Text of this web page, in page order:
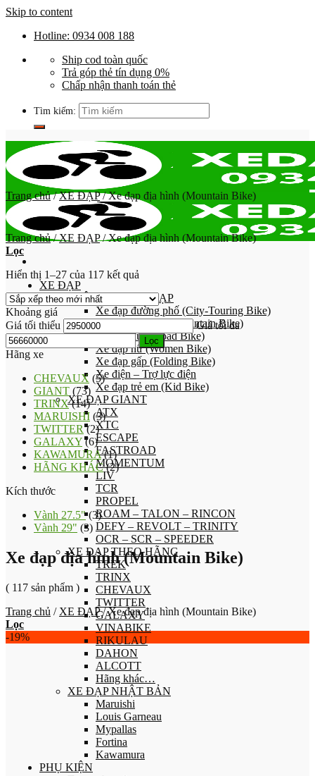
Skip to content
Hotline: 0934 008 188
Ship cod toàn quốc
Trả góp thẻ tín dụng 0%
Chấp nhận thanh toán thẻ
Tìm kiếm:
XE ĐẠP
PHÂN LOẠI XE ĐẠP
Xe đạp đường phố (City-Touring Bike)
Xe đạp địa hình (Mountain Bike)
Xe đạp đua (Road Bike)
Xe đạp nữ (Women Bike)
Xe đạp gấp (Folding Bike)
Xe điện – Trợ lực điện
Xe đạp trẻ em (Kid Bike)
XE ĐẠP GIANT
ATX
XTC
ESCAPE
FASTROAD
MOMENTUM
LIV
TCR
PROPEL
ROAM – TALON – RINCON
DEFY – REVOLT – TRINITY
OCR – SCR – SPEEDER
XE ĐẠP THEO HÃNG
TREK
TRINX
CHEVAUX
TWITTER
GALAXY
VINABIKE
RIKULAU
DAHON
ALCOTT
Hãng khác…
XE ĐẠP NHẬT BẢN
Maruishi
Louis Garneau
Mypallas
Fortina
Kawamura
PHỤ KIỆN
Trang chủ / XE ĐẠP /Xe đạp địa hình (Mountain Bike)
Trang chủ / XE ĐẠP /Xe đạp địa hình (Mountain Bike)
Lọc
Hiển thị 1–27 của 117 kết quả
Khoảng giá
Giá tối thiểu
Giá tối đa
Lọc
Hãng xe
CHEVAUX (5)
GIANT (73)
TRINX (14)
MARUISHI (3)
TWITTER (2)
GALAXY (6)
KAWAMURA (1)
HÃNG KHÁC (2)
Kích thước
Vành 27.5" (3)
Vành 29" (3)
Xe đạp địa hình (Mountain Bike)
( 117 sản phẩm )
Trang chủ / XE ĐẠP /Xe đạp địa hình (Mountain Bike)
Lọc
-19%